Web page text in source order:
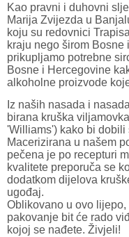
Kao pravni i duhovni
Marija Zvijezda u
koju su redovnici
kraju nego širom
prikupljamo potrebne
Bosne i Hercegovine
alkoholne proizvode
Iz naših nasada i
birana kruška
'Williams') kako bi
Macerizirana u našem
pečena je po recepturi
kvalitete preporuča se
dodatkom dijelova
ugođaj.
Oblikovano u ovo
pakovanje bit će rado
kojoj se nađete. Živjeli!